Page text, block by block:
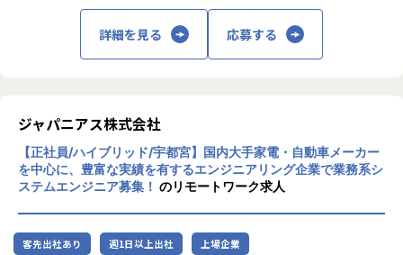
基本給で勝負している会社です！技術手当等で大きく見せ
ることをしておりません。
昇給は、基本給を上げていくため、賞与や残業代も必然的
スタンバイ期間は、しっかりJ-collegeにて研修を準備。
ベテラン講師からリアルタイムで教わる事ができます！決
して放置しない会社です。
AIの知見が増えたり資格取得をバックアップしています！
験コース/AWS 中級コース など）
詳細を見る 応募する
ジャパニアス株式会社
【正社員/ハイブリッド/宇都宮】国内大手家電・自動車メーカー
を中心に、豊富な実績を有するエンジニアリング企業で業務系シ
ステムエンジニア募集！ のリモートワーク求人
客先出社あり 週1日以上出社 上場企業